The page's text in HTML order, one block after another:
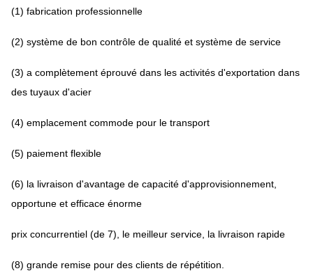
(1) fabrication professionnelle
(2) système de bon contrôle de qualité et système de service
(3) a complètement éprouvé dans les activités d'exportation dans
des tuyaux d'acier
(4) emplacement commode pour le transport
(5) paiement flexible
(6) la livraison d'avantage de capacité d'approvisionnement,
opportune et efficace énorme
prix concurrentiel (de 7), le meilleur service, la livraison rapide
(8) grande remise pour des clients de répétition.